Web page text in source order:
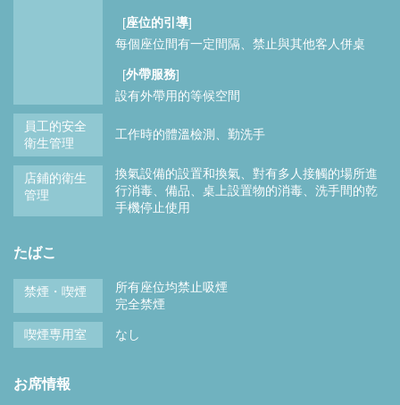
[座位的引導]
每個座位間有一定間隔
禁止與其他客人併桌
[外帶服務]
設有外帶用的等候空間
員工的安全
衛生管理
工作時的體溫檢測 勤洗手
店鋪的衛生
管理
換氣設備的設置和換氣
對有多人接觸的場所進
行消毒
備品、桌上設置物的消毒
洗手間的乾
手機停止使用
たばこ
禁煙・喫煙
所有座位均禁止吸煙
完全禁煙
喫煙専用室 なし
お席情報